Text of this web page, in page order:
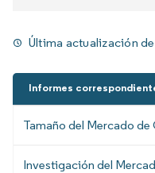
Última actualización
Informes
Tamaño del Mercado
Investigación del